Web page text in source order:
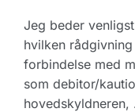
Jeg beder
hvilken
forbindelse med
som debitor/